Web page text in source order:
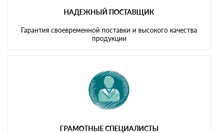
НАДЕЖНЫЙ ПОСТАВЩИК
Гарантия своевременной поставки и высокого качества
продукции
ГРАМОТНЫЕ СПЕЦИАЛИСТЫ